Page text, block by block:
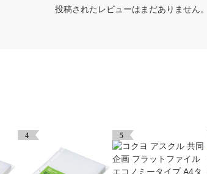
投稿されたレビューはまだありません。
4 5